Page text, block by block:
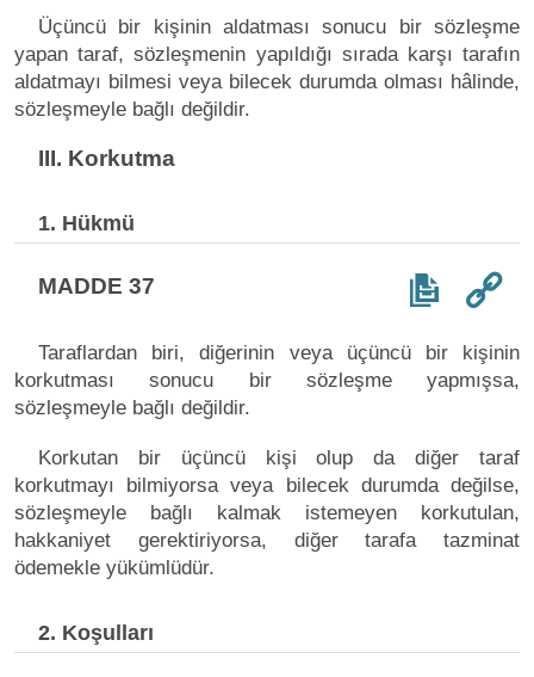
Üçüncü bir kişinin aldatması sonucu bir sözleşme
yapan taraf, sözleşmenin yapıldığı sırada karşı tarafın
aldatmayı bilmesi veya bilecek durumda olması hâlinde,
sözleşmeyle bağlı değildir.
III. Korkutma
1. Hükmü
MADDE 37
Taraflardan biri, diğerinin veya üçüncü bir kişinin
korkutması sonucu bir sözleşme yapmışsa,
sözleşmeyle bağlı değildir.
Korkutan bir üçüncü kişi olup da diğer taraf
korkutmayı bilmiyorsa veya bilecek durumda değilse,
sözleşmeyle bağlı kalmak istemeyen korkutulan,
hakkaniyet gerektiriyorsa, diğer tarafa tazminat
ödemekle yükümlüdür.
2. Koşulları